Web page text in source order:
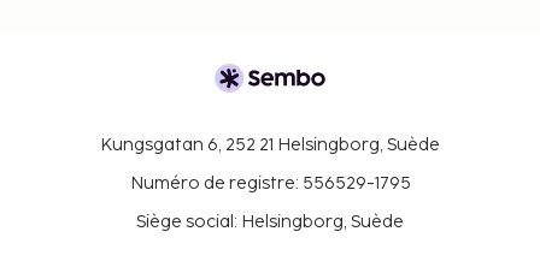
Kungsgatan 6, 252 21 Helsingborg, Suède
Numéro de registre: 556529-1795
Siège social: Helsingborg, Suède